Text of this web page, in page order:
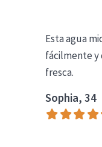
Esta agua
fácilmente y
fresca.
Sophia, 34